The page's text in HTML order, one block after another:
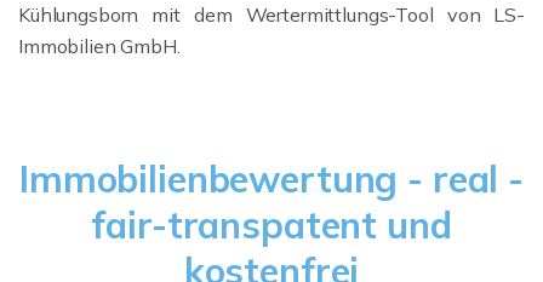
Kühlungsborn mit dem Wertermittlungs-Tool von LS-
Immobilien GmbH.
Immobilienbewertung - real -
fair-transpatent und
kostenfrei